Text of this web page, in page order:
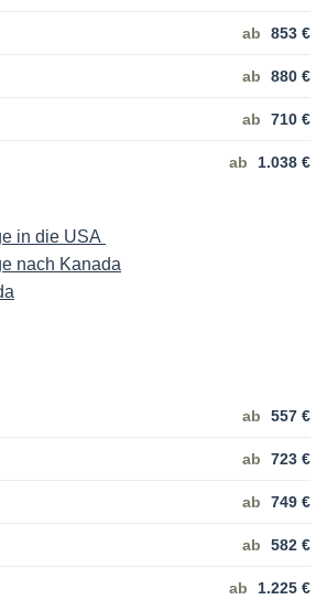
ab 853 €
ab 880 €
ab 710 €
ab 1.038 €
in die USA
nach Kanada
ab 557 €
ab 723 €
ab 749 €
ab 582 €
ab 1.225 €